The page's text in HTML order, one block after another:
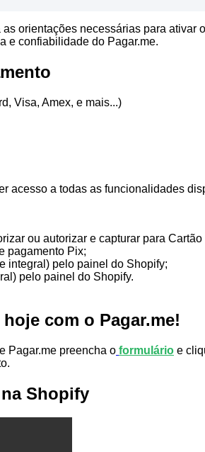
orientações necessárias para ativar
e confiabilidade do Pagar.me.
Visa, Amex, e mais...)
acesso a todas as funcionalidades
ou autorizar e capturar para Cartão
pagamento Pix;
integral) pelo painel do Shopify;
pelo painel do Shopify.
com o Pagar.me!
Pagar.me preencha o formulário e
Shopify